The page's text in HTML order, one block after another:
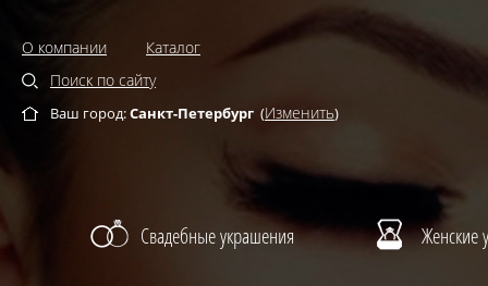
О компании
Каталог
Поиск по сайту
Ваш город:Санкт-Петербург (Изменить)
Свадебные украшения Женские